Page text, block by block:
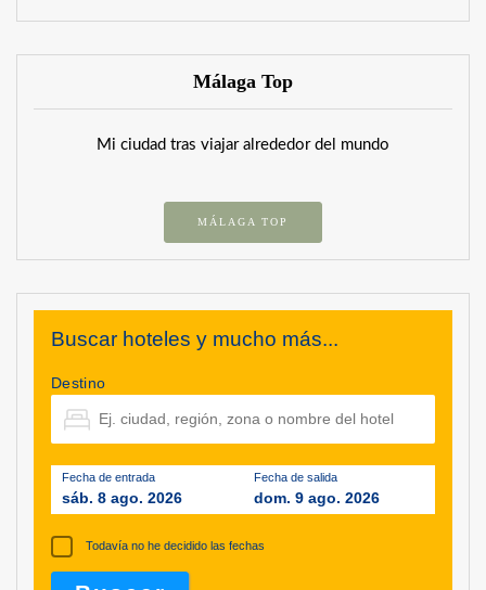
Málaga Top
Mi ciudad tras viajar alrededor del mundo
MÁLAGA TOP
Buscar hoteles y mucho más...
Destino
Fecha de entrada
sáb. 8 ago. 2026
Fecha de salida
dom. 9 ago. 2026
Todavía no he decidido las fechas